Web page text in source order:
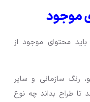
موجود
محتوای موجود از
رنگ سازمانی و سایر
تا طراح بداند چه نوع